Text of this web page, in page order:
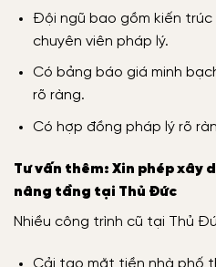
Đội ngũ bao gồm kiến trúc
chuyên viên pháp lý.
Có bảng báo giá minh
rõ ràng.
Có hợp đồng pháp lý rõ
Tư vấn thêm: Xin phép xây
nâng tầng tại Thủ Đức
Nhiều công trình cũ tại Thủ
Cải tạo mặt tiền nhà phố